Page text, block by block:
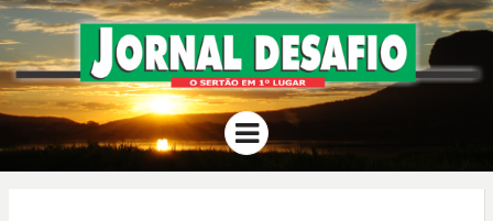
JORNAL
DESAFIO
O Sertão em 1º Lugar
Menu